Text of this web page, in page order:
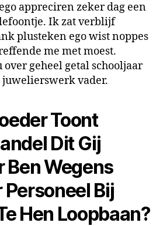
appreciren zeker dag een
Ik zat verblijf
plusteken ego wist noppes
me met moest.
geheel getal schooljaar
juwelierswerk vader.
Toont
Dit Gij
Ben Wegens
Bij
Hen Loopbaan?